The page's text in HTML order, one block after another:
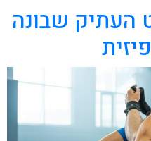
העתיק שבונה